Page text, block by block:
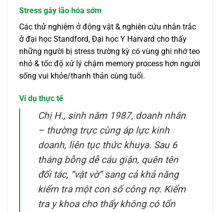
Stress gây lão hóa sớm
Các thử nghiệm ở động vật & nghiên cứu nhân trắc
ở đại học Standford, Đại học Y Harvard cho thấy
những người bị stress trường kỳ có vùng ghi nhớ teo
nhỏ & tốc độ xử lý chậm memory process hơn người
sống vui khỏe/thanh thản cùng tuổi.
Ví dụ thực tế
Chị H., sinh năm 1987, doanh nhân
– thường trực cùng áp lực kinh
doanh, liên tục thức khuya. Sau 6
tháng bỗng dễ cáu giận, quên tên
đối tác, “vật vờ” sang cả khả năng
kiểm tra một con số công nợ. Kiểm
tra y khoa cho thấy không có tổn